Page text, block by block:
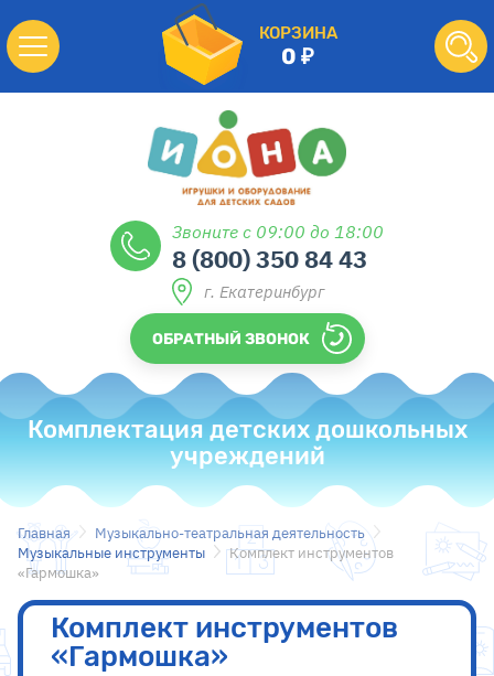
КОРЗИНА
0
Звоните с 09:00 до 18:00
8 (800) 350 84 43
г. Екатеринбург
ОБРАТНЫЙ ЗВОНОК
Комплектация детских дошкольных
учреждений
Главная
Музыкально-театральная деятельность
Музыкальные инструменты
Комплект инструментов
«Гармошка»
Комплект инструментов
«Гармошка»